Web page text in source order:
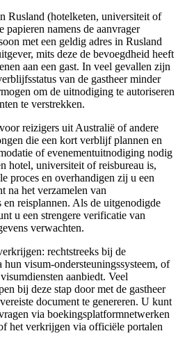
Rusland (hotelketen, universiteit of
papieren namens de aanvrager
met een geldig adres in Rusland
mits deze de bevoegdheid heeft
aan een gast. In veel gevallen zijn
van de gastheer minder
om de uitnodiging te autoriseren
te verstrekken.
reizigers uit Australië of andere
die een kort verblijf plannen en
of evenementuitnodiging nodig
hotel, universiteit of reisbureau is,
proces en overhandigen zij u een
na het verzamelen van
en reisplannen. Als de uitgenodigde
u een strengere verificatie van
verwachten.
rechtstreeks bij de
visum-ondersteuningssysteem, of
aanbiedt. Veel
bij deze stap door met de gastheer
document te genereren. U kunt
via boekingsplatformnetwerken
het verkrijgen via officiële portalen